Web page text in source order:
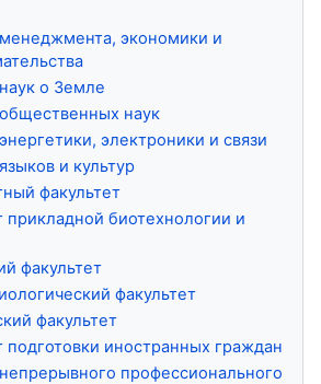
экономики и
о Земле
наук
электроники и связи
и культур
факультет
прикладной биотехнологии и
факультет
факультет
факультет
подготовки иностранных граждан
профессионального